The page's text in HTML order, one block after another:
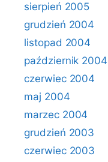
sierpień 2005
grudzień 2004
listopad 2004
październik 2004
czerwiec 2004
maj 2004
marzec 2004
grudzień 2003
czerwiec 2003